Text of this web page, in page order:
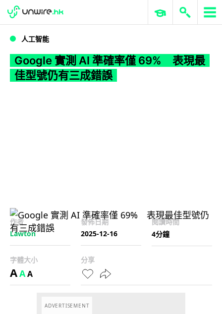
WWDC 2026 ERP 與商業 AI
人工智能
Google 實測 AI 準確率僅 69% 表現最
佳型號仍有三成錯誤
作者
Lawton
發佈日期
2025-12-16
閱讀時間
4分鐘
字體大小
AAA
分享
ADVERTISEMENT